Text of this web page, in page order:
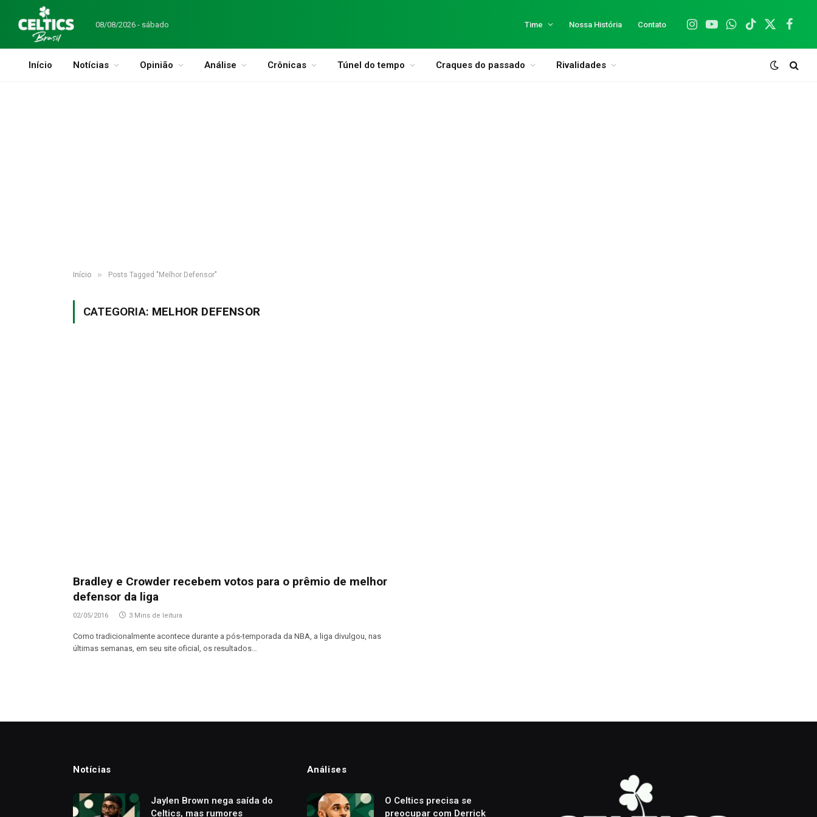
08/08/2026 - sábado Time Nossa História Contato
Instagram
YouTubeWhatsApp
TikTok
X
Início Notícias Opinião Análise Crônicas Túnel do tempo Craques do passado Rivalidades
Início » Posts Tagged "Melhor Defensor"
CATEGORIA: MELHOR DEFENSOR
Bradley e Crowder recebem votos para o prêmio de melhor
defensor da liga
02/05/2016 3 Mins de leitura
Como tradicionalmente acontece durante a pós-temporada da NBA, a liga divulgou, nas
últimas semanas, em seu site oficial, os resultados…
Notícias
Jaylen Brown nega saída do
Celtics, mas rumores
Análises
O Celtics precisa se
preocupar com Derrick